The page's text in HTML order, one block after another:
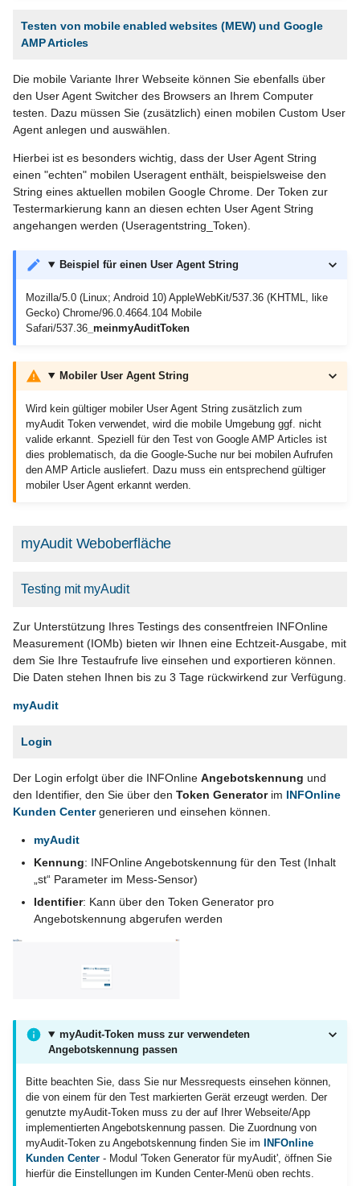
Testen von mobile enabled websites (MEW) und Google
AMP Articles
Die mobile Variante Ihrer Webseite können Sie ebenfalls über
den User Agent Switcher des Browsers an Ihrem Computer
testen. Dazu müssen Sie (zusätzlich) einen mobilen Custom User
Agent anlegen und auswählen.
Hierbei ist es besonders wichtig, dass der User Agent String
einen "echten" mobilen Useragent enthält, beispielsweise den
String eines aktuellen mobilen Google Chrome. Der Token zur
Testermarkierung kann an diesen echten User Agent String
angehangen werden (Useragentstring_Token).
Beispiel für einen User Agent String
Mozilla/5.0 (Linux; Android 10) AppleWebKit/537.36 (KHTML, like
Gecko) Chrome/96.0.4664.104 Mobile
Safari/537.36 _meinmyAuditToken
Mobiler User Agent String
Wird kein gültiger mobiler User Agent String zusätzlich zum
myAudit Token verwendet, wird die mobile Umgebung ggf. nicht
valide erkannt. Speziell für den Test von Google AMP Articles ist
dies problematisch, da die Google-Suche nur bei mobilen Aufrufen
den AMP Article ausliefert. Dazu muss ein entsprechend gültiger
mobiler User Agent erkannt werden.
myAudit Weboberfläche
Testing mit myAudit
Zur Unterstützung Ihres Testings des consentfreien INFOnline
Measurement (IOMb) bieten wir Ihnen eine Echtzeit-Ausgabe, mit
dem Sie Ihre Testaufrufe live einsehen und exportieren können.
Die Daten stehen Ihnen bis zu 3 Tage rückwirkend zur Verfügung.
myAudit
Login
Der Login erfolgt über die INFOnline Angebotskennung und
den Identifier, den Sie über den Token Generatorim INFOnline
Kunden Centergenerieren und einsehen können.
myAudit
Kennung: INFOnline Angebotskennung für den Test (Inhalt
„st“ Parameter im Mess-Sensor)
Identifier: Kann über den Token Generator pro
Angebotskennung abgerufen werden
myAudit-Token muss zur verwendeten
Angebotskennung passen
Bitte beachten Sie, dass Sie nur Messrequests einsehen können,
die von einem für den Test markierten Gerät erzeugt werden. Der
genutzte myAudit-Token muss zu der auf Ihrer Webseite/App
implementierten Angebotskennung passen. Die Zuordnung von
myAudit-Token zu Angebotskennung finden Sie im
INFOnline
Kunden Center - Modul 'Token Generator für myAudit', öffnen Sie
hierfür die Einstellungen im Kunden Center-Menü oben rechts.